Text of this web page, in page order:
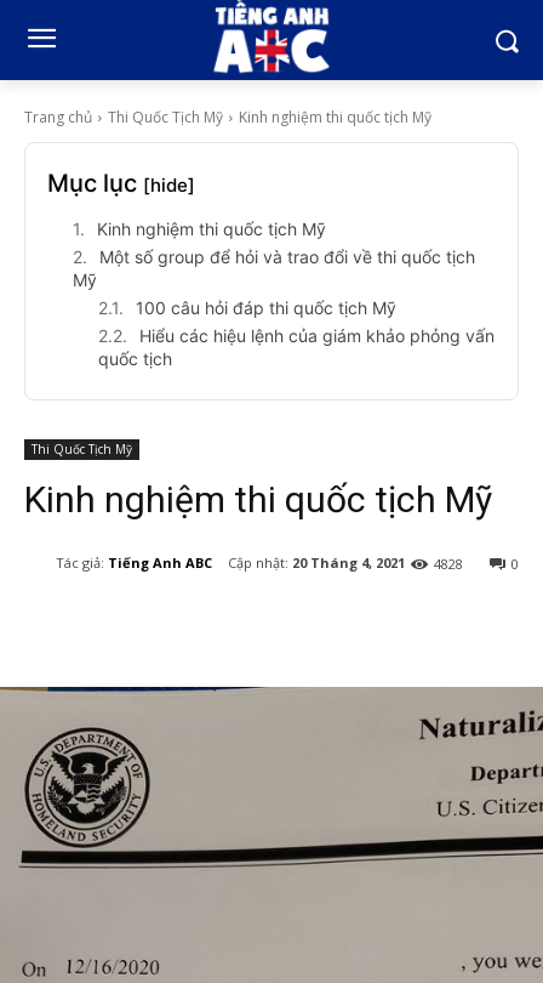
Trang chủ Thi Quốc Tịch Mỹ Kinh nghiệm thi quốc tịch Mỹ
Thi Quốc Tịch Mỹ
Kinh nghiệm thi quốc tịch Mỹ
Tác giả: Tiếng Anh ABC Cập nhật: 20 Tháng 4, 2021 0
4828
Mục lục [hide]
Kinh nghiệm thi quốc tịch Mỹ
Một số group để hỏi và trao đổi về thi quốc tịch
Mỹ
100 câu hỏi đáp thi quốc tịch Mỹ
Hiểu các hiệu lệnh của giám khảo phỏng vấn
quốc tịch